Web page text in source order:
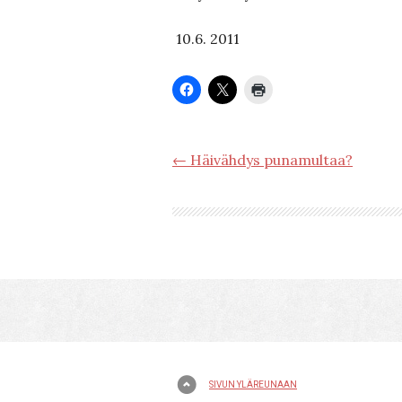
10.6. 2011
← Häivähdys punamultaa?
SIVUN YLÄREUNAAN